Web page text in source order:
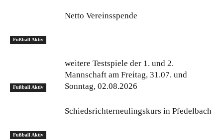
Fußball Aktiv
Netto Vereinsspende
Fußball Aktiv
weitere Testspiele der 1. und 2.
Mannschaft am Freitag, 31.07. und
Sonntag, 02.08.2026
Fußball Aktiv
Schiedsrichterneulingskurs in Pfedelbach